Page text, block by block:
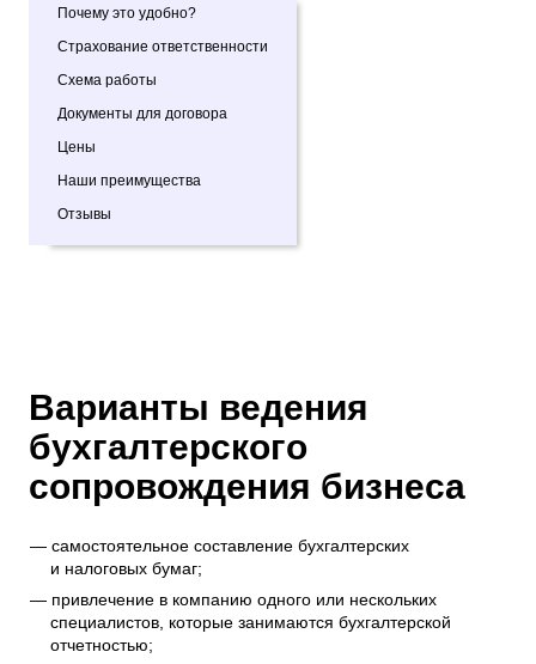
Почему это удобно?
Страхование ответственности
Схема работы
Документы для договора
Цены
Наши преимущества
Отзывы
Варианты ведения
бухгалтерского
сопровождения бизнеса
самостоятельное составление бухгалтерских
и налоговых бумаг;
привлечение в компанию одного или нескольких
специалистов, которые занимаются бухгалтерской
отчетностью;